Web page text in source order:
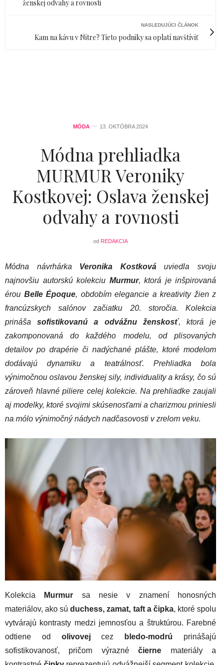
ženskej odvahy a rovnosti
NASLEDUJÚCI ČLÁNOK
Kam na kávu v Nitre? Tieto podniky sa oplatí navštíviť
MÓDA 13. OKTÓBRA 2024
Módna prehliadka
MURMUR Veroniky
Kostkovej: Oslava ženskej
odvahy a rovnosti
od REDAKCIA
Módna návrhárka Veronika Kostkováuviedla svoju
najnovšiu autorskú kolekciu Murmur, ktorá je inšpirovaná
érou Belle Époque, obdobím elegancie a kreativity žien z
francúzskych salónov začiatku 20. storočia. Kolekcia
prinášasofistikovanú a odvážnu ženskosť, ktorá je
zakomponovaná do každého modelu, od plisovaných
detailov po drapérie či nadýchané plášte, ktoré modelom
dodávajú dynamiku a teatrálnosť. Prehliadka bola
výnimočnou oslavou ženskej sily, individuality a krásy, čo sú
zároveň hlavné piliere celej kolekcie. Na prehliadke zaujali
aj modelky, ktoré svojimi skúsenosťami a charizmou priniesli
na mólo výnimočný nádych nadčasovosti v zrelom veku.
Kolekcia Murmur sa nesie v znamení honosných
materiálov, ako súduchess, zamat, taft a čipka, ktoré spolu
vytvárajú kontrasty medzi jemnosťou a štruktúrou. Farebné
odtiene od olivovejcez bledo-modrú prinášajú
sofistikovanosť, pričom výraznéčierne materiály a